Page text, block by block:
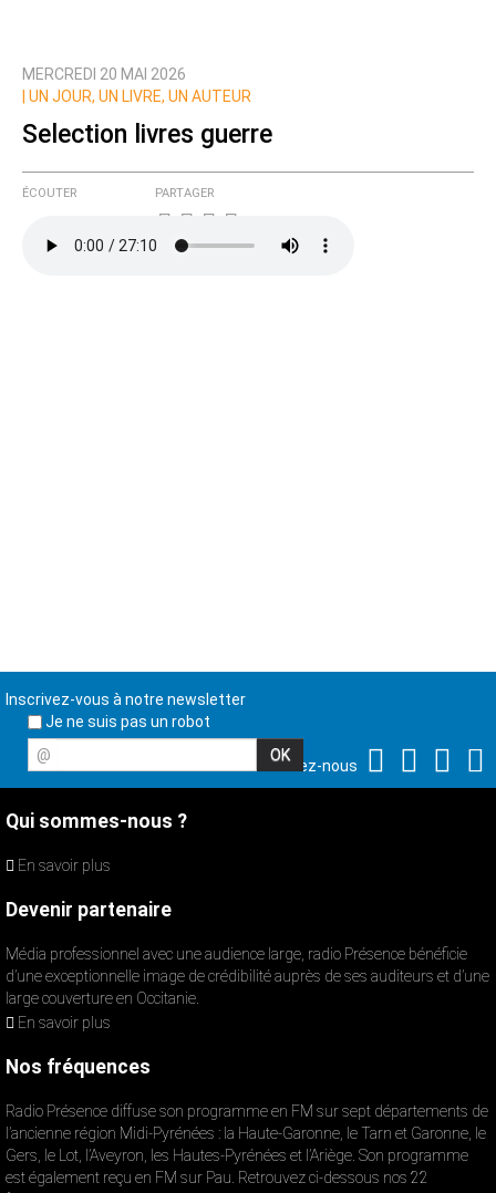
MERCREDI 20 MAI 2026
UN JOUR, UN LIVRE, UN AUTEUR
Selection livres guerre
ÉCOUTER PARTAGER
Inscrivez-vous à notre newsletter
Je ne suis pas un robot
@
Suivez-nous
Qui sommes-nous ?
En savoir plus
Devenir partenaire
Média professionnel avec une audience large, radio Présence bénéficie
d’une exceptionnelle image de crédibilité auprès de ses auditeurs et d’une
large couverture en Occitanie.
En savoir plus
Nos fréquences
Radio Présence diffuse son programme en FM sur sept départements de
l’ancienne région Midi-Pyrénées : la Haute-Garonne, le Tarn et Garonne, le
Gers, le Lot, l’Aveyron, les Hautes-Pyrénées et l’Ariège. Son programme
est également reçu en FM sur Pau. Retrouvez ci-dessous nos 22